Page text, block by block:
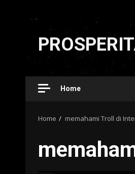
Skip
content
Home
Home memahami Troll di